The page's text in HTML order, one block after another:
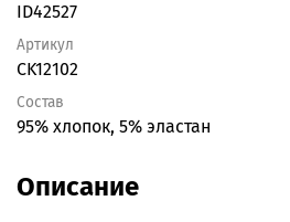
ID42527
Артикул
CK12102
Состав
95% хлопок, 5% эластан
Описание